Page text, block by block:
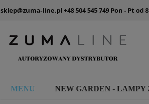
sklep@zuma-line.pl +48 504 545 749 Pon - Pt od
MENU NEW GARDEN - LAMPY